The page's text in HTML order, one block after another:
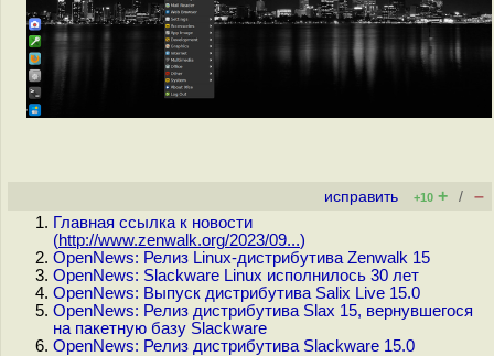
исправить +10 + / –
Главная ссылка к новости
(http://www.zenwalk.org/2023/09...)
OpenNews: Релиз Linux-дистрибутива Zenwalk 15
OpenNews: Slackware Linux исполнилось 30 лет
OpenNews: Выпуск дистрибутива Salix Live 15.0
OpenNews: Релиз дистрибутива Slax 15, вернувшегося
на пакетную базу Slackware
OpenNews: Релиз дистрибутива Slackware 15.0